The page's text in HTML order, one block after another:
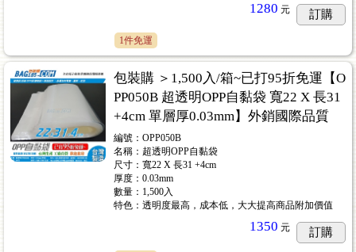
1280 元 訂購
1件免運
包裝購 ＞1,500入/箱~已打95折免運【O
PP050B 超透明OPP自黏袋 寬22 X 長31
+4cm 單層厚0.03mm】外銷國際品質
編號：OPP050B
名稱：超透明OPP自黏袋
尺寸：寬22 X 長31 +4cm
厚度：0.03mm
數量：1,500入
特色：透明度最高，成本低，大大提高商品附加價值
1350 元 訂購